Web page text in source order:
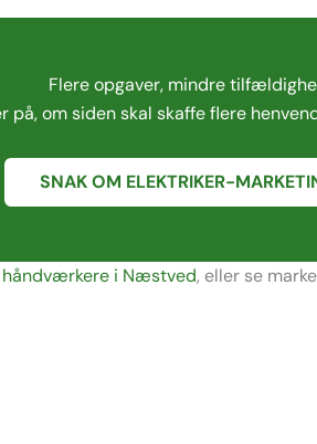
Flere opgaver, mindre
på, om siden skal skaffe flere
SNAK OM ELEKTRIKER-
håndværkere i Næstved, eller se